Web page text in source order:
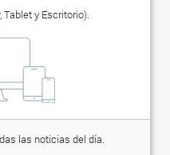
y Escritorio).
las noticias del día.